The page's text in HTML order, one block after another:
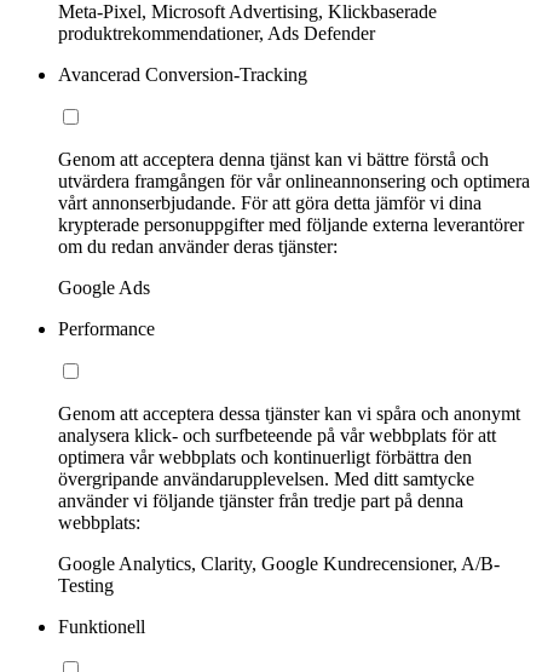
Meta-Pixel, Microsoft Advertising, Klickbaserade
produktrekommendationer, Ads Defender
Avancerad Conversion-Tracking
Genom att acceptera denna tjänst kan vi bättre förstå och
utvärdera framgången för vår onlineannonsering och optimera
vårt annonserbjudande. För att göra detta jämför vi dina
krypterade personuppgifter med följande externa leverantörer
om du redan använder deras tjänster:
Google Ads
Performance
Genom att acceptera dessa tjänster kan vi spåra och anonymt
analysera klick- och surfbeteende på vår webbplats för att
optimera vår webbplats och kontinuerligt förbättra den
övergripande användarupplevelsen. Med ditt samtycke
använder vi följande tjänster från tredje part på denna
webbplats:
Google Analytics, Clarity, Google Kundrecensioner, A/B-
Testing
Funktionell